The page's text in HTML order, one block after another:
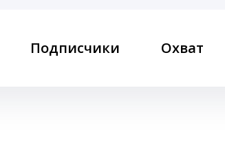
Подписчики Охват